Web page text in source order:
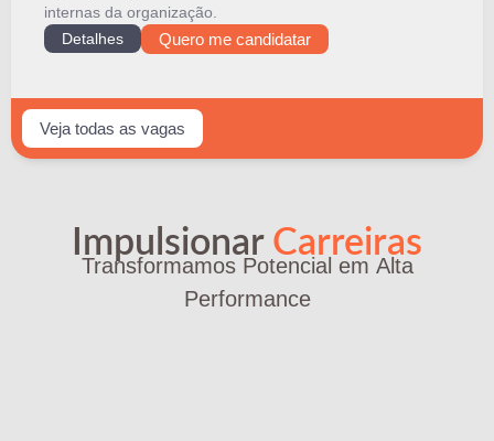
internas da organização.
Detalhes
Quero me candidatar
Veja todas as vagas
Impulsionar Carreiras
Transformamos Potencial em Alta
Performance